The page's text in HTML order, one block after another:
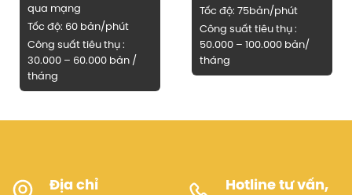
Công nghệ
Chức năng chính: COPY 2 MẶT-SCAN MÀU-IN MẠNG
Tốc độ sao chụp: 85 trang A4/phút.
Thời gian khởi động máy: Ít hơn 130 giây.
qua mạng
Tốc độ: 60 bản/phút
Công suất tiêu thụ :
30.000 – 60.000 bản /
tháng
Tốc độ: 75bản/phút
Công suất tiêu thụ :
50.000 – 100.000 bản/
tháng
Địa chỉ
Hotline tư vấn,